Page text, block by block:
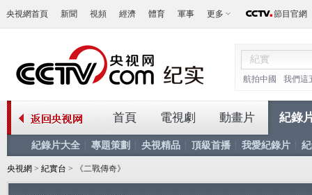
央視網首頁 新聞 視頻 經濟 體育 軍事 更多 節目官網
航拍中國 我們這
首頁 電視劇 動畫片 紀錄
紀錄片大全 專題策劃 央視精品 頂級首播 我愛紀錄片
央視網 > 紀實台 > 《二戰傳奇》